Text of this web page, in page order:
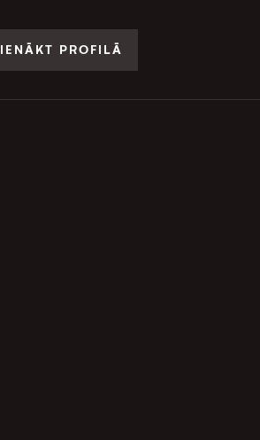
IENĀKT PROFILĀ